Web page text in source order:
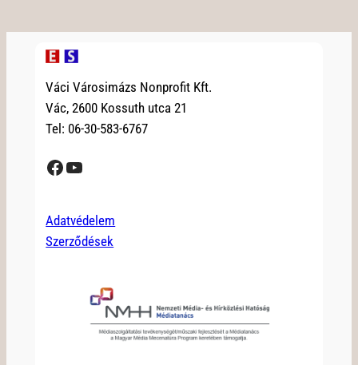
Váci Városimázs Nonprofit Kft.
Vác, 2600 Kossuth utca 21
Tel: 06-30-583-6767
Facebook YouTube
Adatvédelem
Szerződések